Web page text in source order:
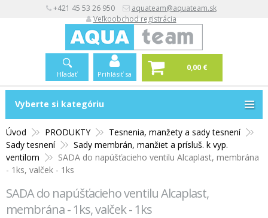
+421 45 53 26 950
aquateam@aquateam.sk
Veľkoobchod registrácia
Hľadať Prihlásiť sa
0,00 €
Vyberte si kategóriu
Úvod PRODUKTY
Tesnenia, manžety a sady tesnení
Sady tesnení
Sady membrán, manžiet a prísluš. k vyp.
ventilom
SADA do napúšťacieho ventilu Alcaplast, membrána
- 1ks, valček - 1ks
SADA do napúšťacieho ventilu Alcaplast,
membrána - 1ks, valček - 1ks
Vyberte si kategóriu